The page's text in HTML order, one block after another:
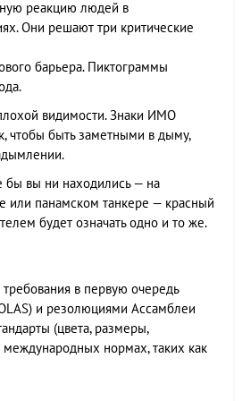
реакцию людей в
Они решают три критические
барьера. Пиктограммы
видимости. Знаки ИМО
чтобы быть заметными в дыму,
бы вы ни находились — на
или панамском танкере — красный
будет означать одно и то же.
в первую очередь
и резолюциями Ассамблеи
(цвета, размеры,
нормах, таких как